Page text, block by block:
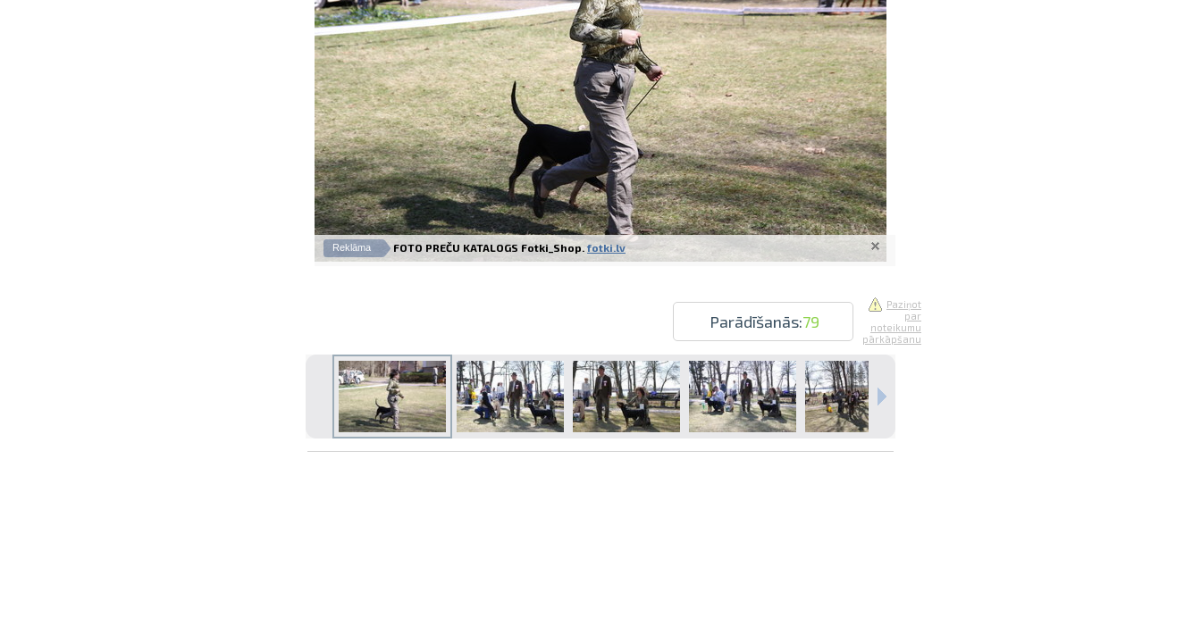
Izdrukas 1h laikā Rīgā – pasūtiet tiešsaistē
Dažādi formāti un papīra veidi jūsu foto
Piegāde visā Latvijā vai saņemšana klātienē
Reklāma FOTO PREČU KATALOGS Fotki_Shop. fotki.lv
Parādīšanās:79
Paziņot
par
noteikumu
pārkāpšanu